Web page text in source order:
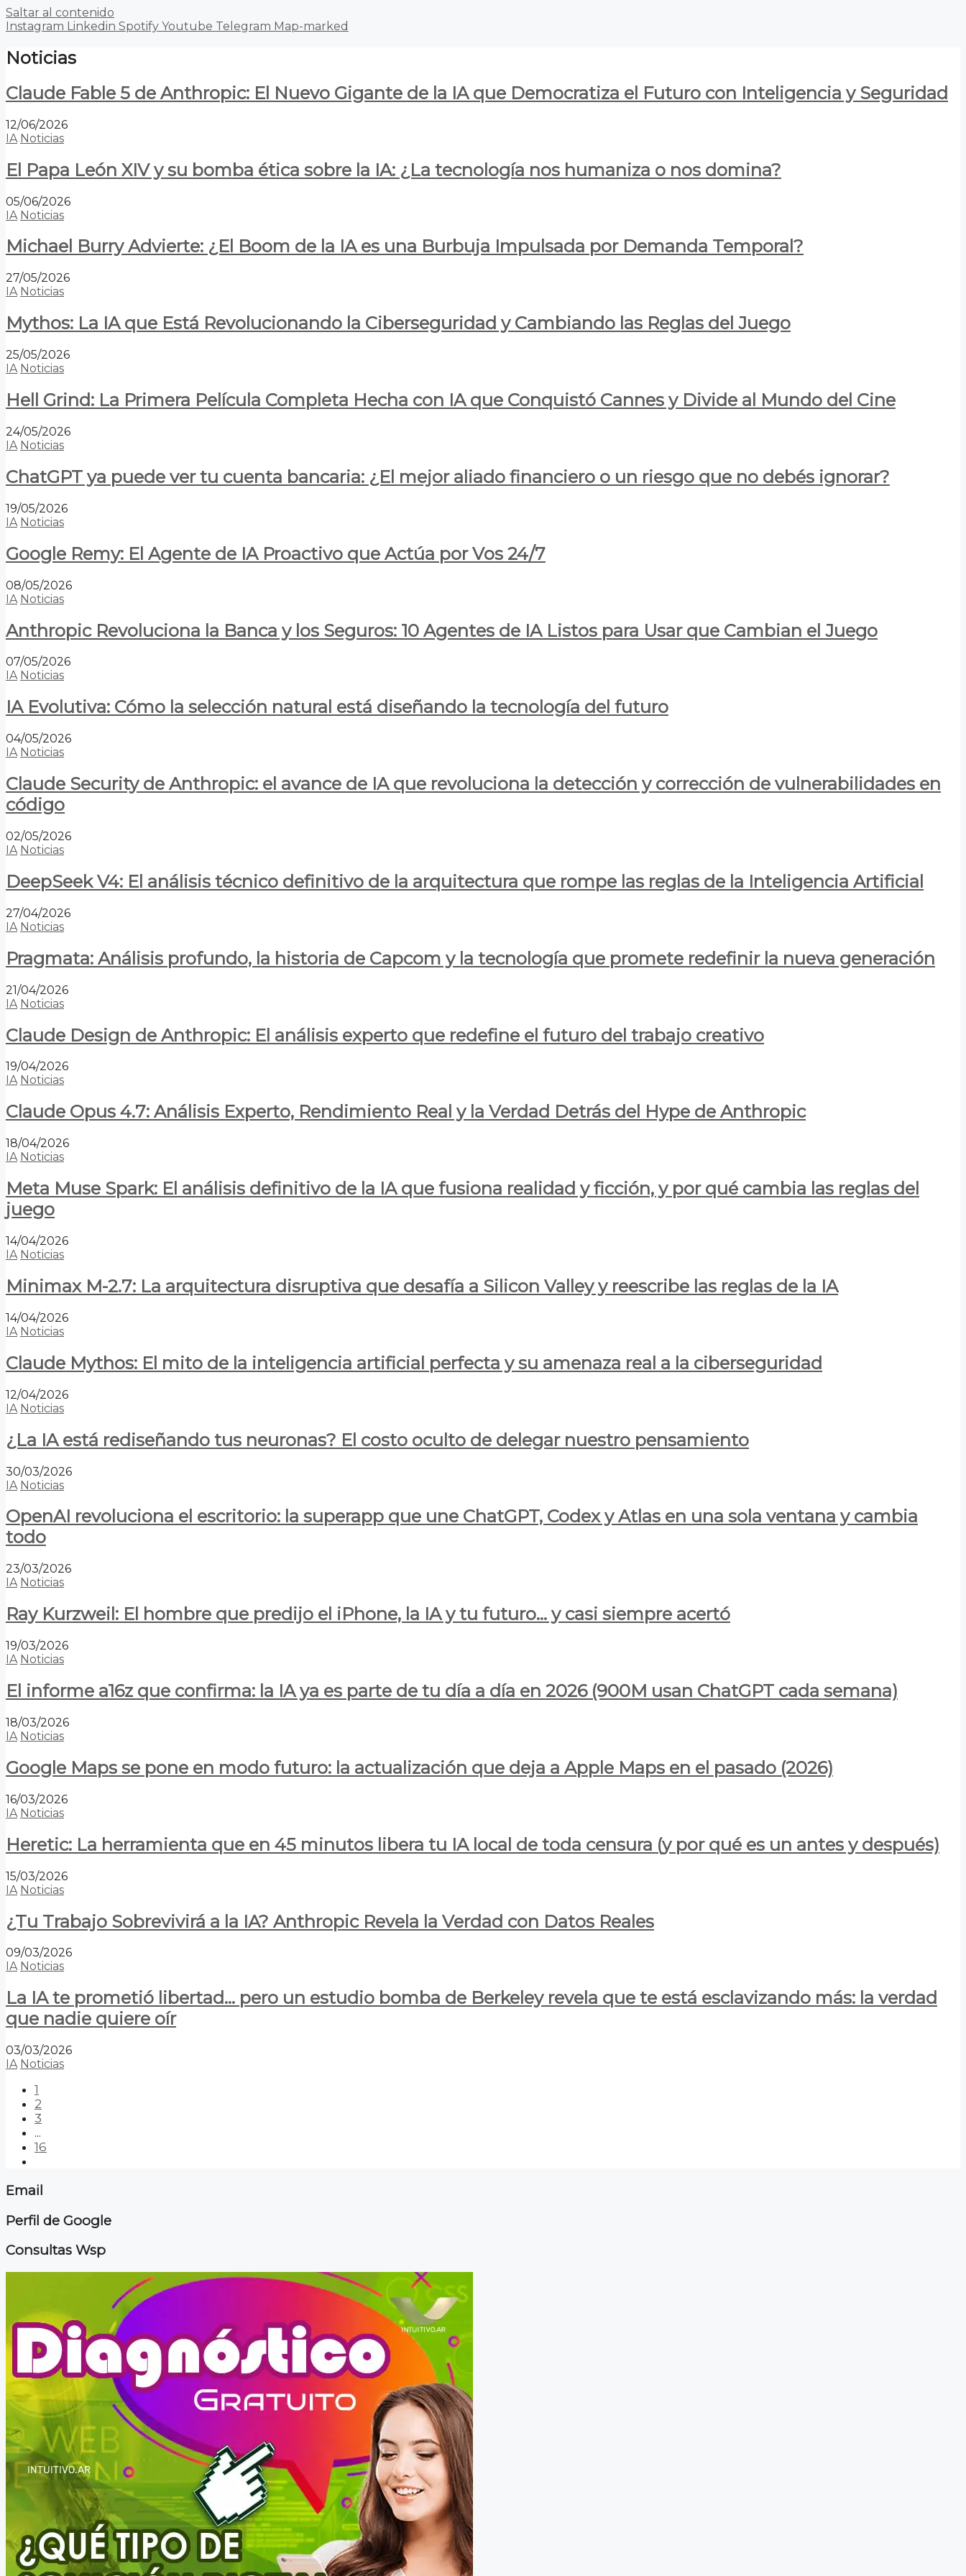
Saltar al contenido
Instagram Linkedin Spotify Youtube Telegram Map-marked
Noticias
Claude Fable 5 de Anthropic: El Nuevo Gigante de la IA que Democratiza el Futuro con Inteligencia y Seguridad
12/06/2026
IA Noticias
El Papa León XIV y su bomba ética sobre la IA: ¿La tecnología nos humaniza o nos domina?
05/06/2026
IA Noticias
Michael Burry Advierte: ¿El Boom de la IA es una Burbuja Impulsada por Demanda Temporal?
27/05/2026
IA Noticias
Mythos: La IA que Está Revolucionando la Ciberseguridad y Cambiando las Reglas del Juego
25/05/2026
IA Noticias
Hell Grind: La Primera Película Completa Hecha con IA que Conquistó Cannes y Divide al Mundo del Cine
24/05/2026
IA Noticias
ChatGPT ya puede ver tu cuenta bancaria: ¿El mejor aliado financiero o un riesgo que no debés ignorar?
19/05/2026
IA Noticias
Google Remy: El Agente de IA Proactivo que Actúa por Vos 24/7
08/05/2026
IA Noticias
Anthropic Revoluciona la Banca y los Seguros: 10 Agentes de IA Listos para Usar que Cambian el Juego
07/05/2026
IA Noticias
IA Evolutiva: Cómo la selección natural está diseñando la tecnología del futuro
04/05/2026
IA Noticias
Claude Security de Anthropic: el avance de IA que revoluciona la detección y corrección de vulnerabilidades en
código
02/05/2026
IA Noticias
DeepSeek V4: El análisis técnico definitivo de la arquitectura que rompe las reglas de la Inteligencia Artificial
27/04/2026
IA Noticias
Pragmata: Análisis profundo, la historia de Capcom y la tecnología que promete redefinir la nueva generación
21/04/2026
IA Noticias
Claude Design de Anthropic: El análisis experto que redefine el futuro del trabajo creativo
19/04/2026
IA Noticias
Claude Opus 4.7: Análisis Experto, Rendimiento Real y la Verdad Detrás del Hype de Anthropic
18/04/2026
IA Noticias
Meta Muse Spark: El análisis definitivo de la IA que fusiona realidad y ficción, y por qué cambia las reglas del
juego
14/04/2026
IA Noticias
Minimax M-2.7: La arquitectura disruptiva que desafía a Silicon Valley y reescribe las reglas de la IA
14/04/2026
IA Noticias
Claude Mythos: El mito de la inteligencia artificial perfecta y su amenaza real a la ciberseguridad
12/04/2026
IA Noticias
¿La IA está rediseñando tus neuronas? El costo oculto de delegar nuestro pensamiento
30/03/2026
IA Noticias
OpenAI revoluciona el escritorio: la superapp que une ChatGPT, Codex y Atlas en una sola ventana y cambia
todo
23/03/2026
IA Noticias
Ray Kurzweil: El hombre que predijo el iPhone, la IA y tu futuro… y casi siempre acertó
19/03/2026
IA Noticias
El informe a16z que confirma: la IA ya es parte de tu día a día en 2026 (900M usan ChatGPT cada semana)
18/03/2026
IA Noticias
Google Maps se pone en modo futuro: la actualización que deja a Apple Maps en el pasado (2026)
16/03/2026
IA Noticias
Heretic: La herramienta que en 45 minutos libera tu IA local de toda censura (y por qué es un antes y después)
15/03/2026
IA Noticias
¿Tu Trabajo Sobrevivirá a la IA? Anthropic Revela la Verdad con Datos Reales
09/03/2026
IA Noticias
La IA te prometió libertad… pero un estudio bomba de Berkeley revela que te está esclavizando más: la verdad
que nadie quiere oír
03/03/2026
IA Noticias
1
2
3
...
16
Email
Perfil de Google
Consultas Wsp